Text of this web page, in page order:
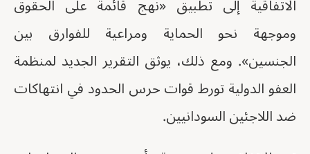
الاتفاقية إلى تطبيق «نهج قائمة على الحقوق
وموجهة نحو الحماية ومراعية للفوارق بين
الجنسين». ومع ذلك، يوثق التقرير الجديد لمنظمة
العفو الدولية تورط قوات حرس الحدود في انتهاكات
ضد اللاجئين السودانيين.